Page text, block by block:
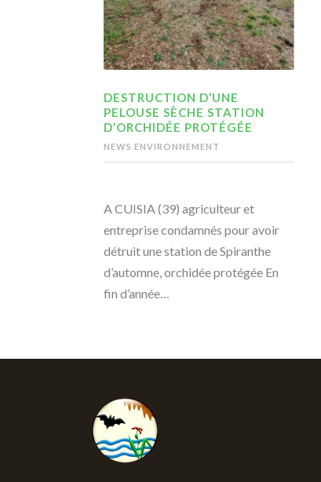
DESTRUCTION D’UNE
PELOUSE SÈCHE STATION
D’ORCHIDÉE PROTÉGÉE
NEWS ENVIRONNEMENT
A CUISIA (39) agriculteur et
entreprise condamnés pour avoir
détruit une station de Spiranthe
d’automne, orchidée protégée En
fin d’année…